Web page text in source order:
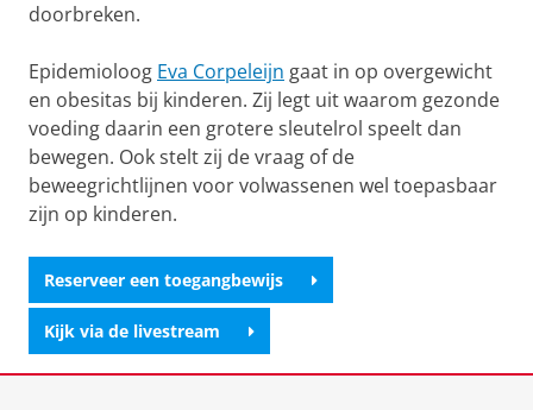
doorbreken.
Epidemioloog Eva Corpeleijn gaat in op overgewicht
en obesitas bij kinderen. Zij legt uit waarom gezonde
voeding daarin een grotere sleutelrol speelt dan
bewegen. Ook stelt zij de vraag of de
beweegrichtlijnen voor volwassenen wel toepasbaar
zijn op kinderen.
Reserveer een toegangbewijs
Kijk via de livestream